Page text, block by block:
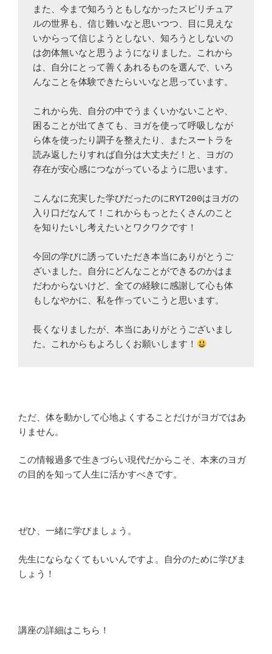
また、今まで知ろうともしなかったスピリチュア
ルの世界も、信じ難いなと思いつつ、目に見えな
いからって信じようとしない、知ろうとしないの
は勿体無いなと思うようになりました。これから
は、自分にとって善くあれるものを選んで、いろ
んなことを体験できたらいいなと思っています。
これから先、自分の中でうまくいかないことや、
困ることが出てきても、ヨガを使って呼吸しなが
ら体を使ったり調子を整えたり、またスートラを
読み返したりすれば自分は大丈夫だ！と、ヨガの
存在が安心感につながっているように思います。
こんなに充実した学びだったのにRYT200はヨガの
入り口だなんて！これからもっとたくさんのこと
を知りたいし考えたいとワクワクです！
今回の学びに誘っていただき本当にありがとうご
ざいました。自分にどんなことができるのかはま
だわからないけど、全ての経験に感謝して心も体
もしなやかに、私を作っていこうと思います。
長くなりましたが、本当にありがとうございまし
た。これからもよろしくお願いします！
ただ、体を動かして心地よくすることだけがヨガではあ
りません。
この情報過多で生きづらい現代だからこそ、本来のヨガ
の目的を知って人生に活かすべきです。
ぜひ、一緒に学びましょう。
先生にならなくてもいいんですよ。自分のために学びま
しょう！
講座の詳細はこちら！